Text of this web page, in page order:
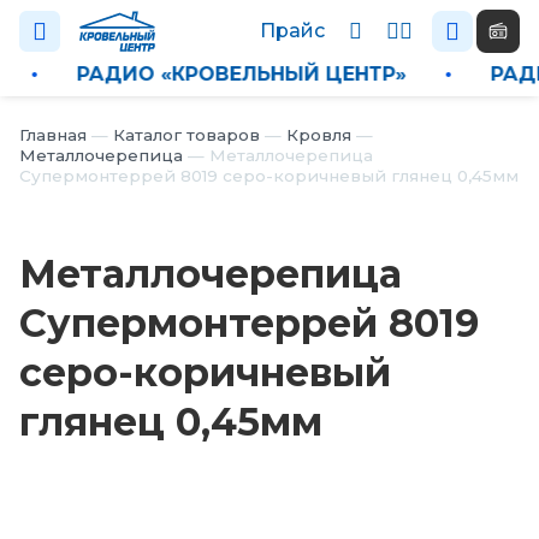
Каталог
П
й
с
Н
о
в
о
с
Прайс
РАДИО «КРОВЕЛЬНЫЙ ЦЕНТР»
Главная — Каталог товаров — Кровля —
Металлочерепица — Металлочерепица
Супермонтеррей 8019 серо-коричневый глянец 0,45мм
Металлочерепица
Супермонтеррей 8019
серо-коричневый
глянец 0,45мм